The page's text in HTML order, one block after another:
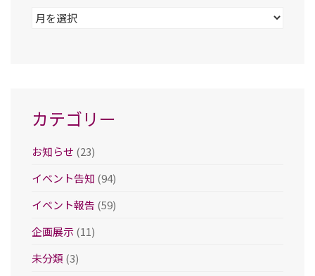
ア
カテゴリー
お知らせ (23)
イベント告知 (94)
イベント報告 (59)
企画展示(11)
未分類 (3)